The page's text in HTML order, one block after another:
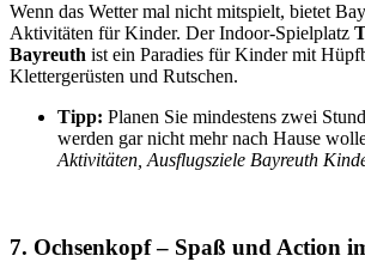
Wenn das Wetter mal nicht mitspielt, bietet
Aktivitäten für Kinder. Der Indoor-Spielplatz
Bayreuth ist ein Paradies für Kinder mit
Klettergerüsten und Rutschen.
Tipp: Planen Sie mindestens zwei
werden gar nicht mehr nach Hause
Aktivitäten, Ausflugsziele Bayreuth
7. Ochsenkopf – Spaß und Action